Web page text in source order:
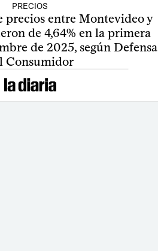
PRECIOS
precios entre Montevideo y
de 4,64% en la primera
de 2025, según Defensa
Consumidor